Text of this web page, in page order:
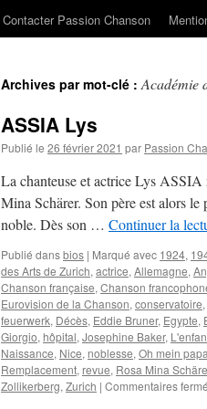
Contacter Passion Chanson
Archives par mot-clé :Académie
ASSIA Lys
Publié le 26 février 2021 par Passion
La chanteuse et actrice Lys ASSIA
Mina Schärer. Son père est alors le
noble. Dès son … Continuer la
Publié dansbios | Marqué avec 1924,
des Arts de Zurich, actrice, Allemagne,
Chanson française, Chanson
Eurovision de la Chanson, conservatoire,
feuerwerk, Décès, Eddie Bruner, Egypte,
Giorgio, hôpital, Josephine Baker,
Naissance, Nice, noblesse, Oh mein papa
Remplacement, revue, Rosa Mina
Zollikerberg, Zurich | Commentaires